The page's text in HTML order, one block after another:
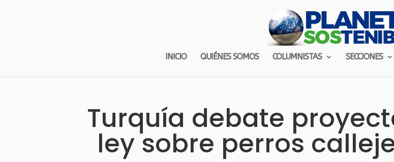
INICIO QUIÉNES SOMOS COLUMNISTAS SECCIONES
Turquía debate
ley sobre perros